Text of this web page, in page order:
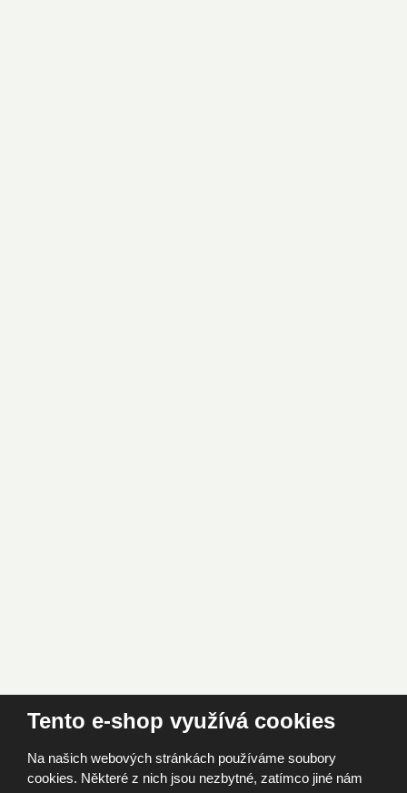
Tento e-shop využívá cookies
Na našich webových stránkách používáme soubory
cookies. Některé z nich jsou nezbytné, zatímco jiné nám